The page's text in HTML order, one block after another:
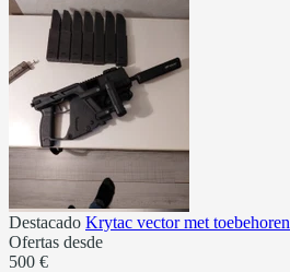
Destacado Krytac vector met toebehoren
Ofertas desde
500 €